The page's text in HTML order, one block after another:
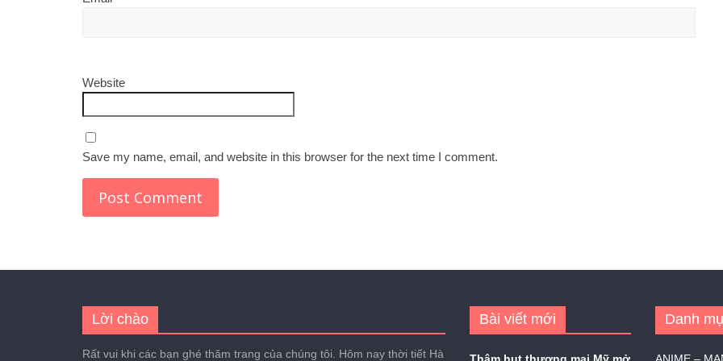
Website
Save my name, email, and website in this browser for the next time I comment.
Lời chào
Rất vui khi các bạn ghé thăm trang của chúng tôi. Hôm nay thời tiết Hà
Bài viết mới Danh